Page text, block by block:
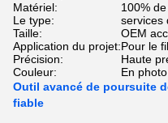
Matériel:
100%
Le type:
services
Taille:
OEM
Application du projet:Pour le
Précision:
Haute
Couleur:
En photo
Outil avancé de poursuite
fiable